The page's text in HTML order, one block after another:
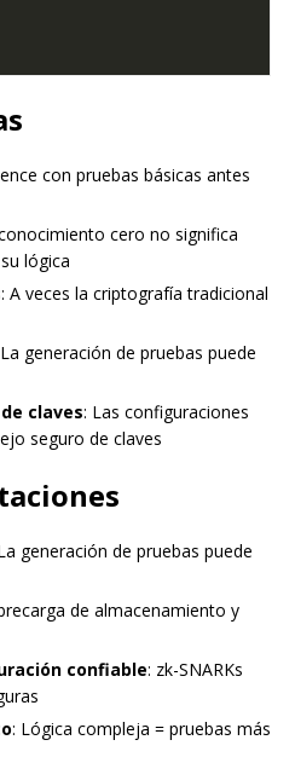
con pruebas básicas antes
cero no significa
lógica
: A veces la criptografía tradicional
generación de pruebas puede
claves: Las configuraciones
seguro de claves
generación de pruebas puede
de almacenamiento y
confiable: zk-SNARKs
: Lógica compleja = pruebas más